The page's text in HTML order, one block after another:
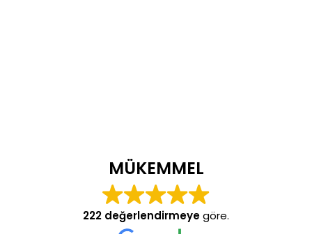
MÜKEMMEL
222 değerlendirmeyegöre.